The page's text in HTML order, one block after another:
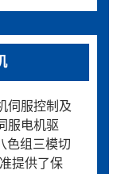
伺服控制及
服电机驱
色组三模切
提供了保